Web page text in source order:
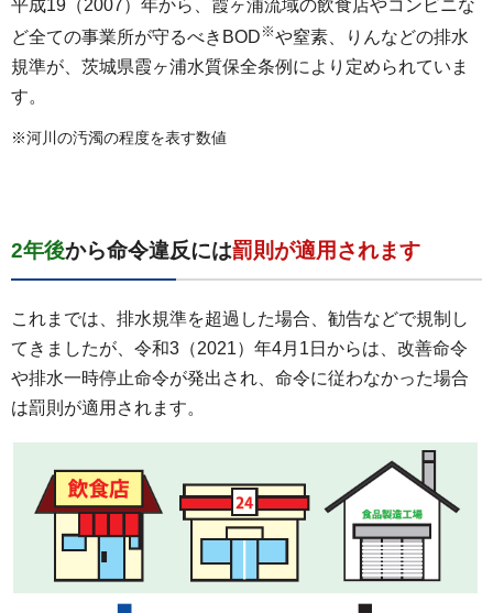
平成19（2007）年から、霞ヶ浦流域の飲食店やコンビニな
ど全ての事業所が守るべきBOD ※や窒素、りんなどの排水
規準が、茨城県霞ヶ浦水質保全条例により定められていま
す。
※河川の汚濁の程度を表す数値
2年後から命令違反には罰則が適用されます
これまでは、排水規準を超過した場合、勧告などで規制し
てきましたが、令和3（2021）年4月1日からは、改善命令
や排水一時停止命令が発出され、命令に従わなかった場合
は罰則が適用されます。